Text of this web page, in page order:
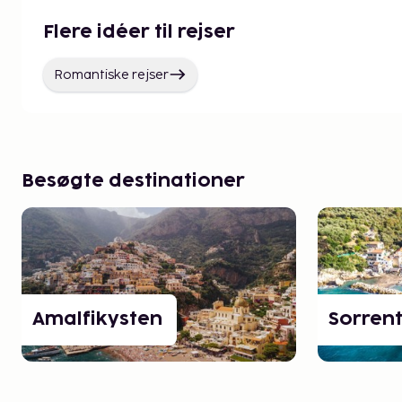
Flere idéer til rejser
Romantiske rejser
Besøgte destinationer
Amalfikysten